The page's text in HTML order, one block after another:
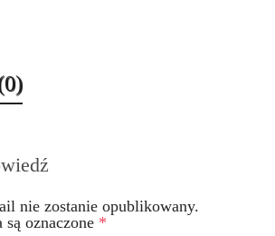
nie zostanie opublikowany.
są oznaczone *